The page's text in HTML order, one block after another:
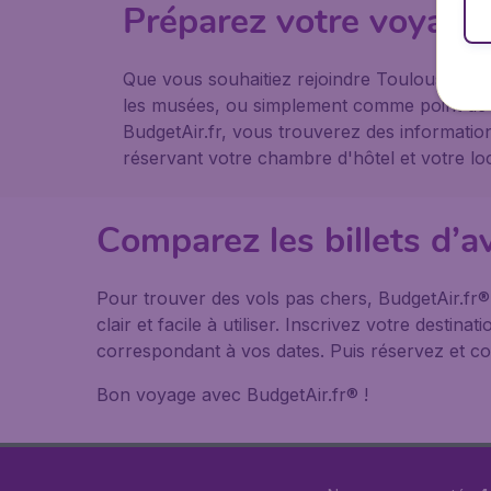
Préparez votre voyage
Que vous souhaitiez rejoindre Toulouse
les musées, ou simplement comme point
BudgetAir.fr, vous trouverez des
réservant votre chambre d'hôtel et votre
Comparez les billets
Pour trouver des vols pas chers,
clair et facile à utiliser. Inscrivez votre
correspondant à vos dates. Puis réservez et
Bon voyage avec BudgetAir.fr® !